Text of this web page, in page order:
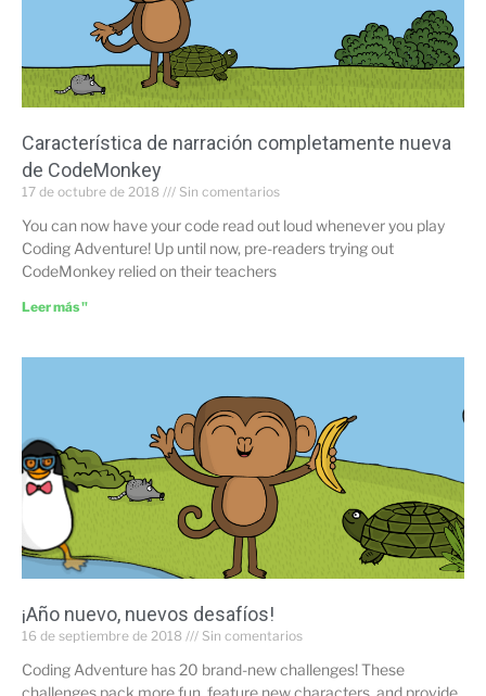
Característica de narración completamente nueva
de CodeMonkey
17 de octubre de 2018 Sin comentarios
You can now have your code read out loud whenever you play
Coding Adventure! Up until now, pre-readers trying out
CodeMonkey relied on their teachers
Leer más "
¡Año nuevo, nuevos desafíos!
16 de septiembre de 2018 Sin comentarios
Coding Adventure has 20 brand-new challenges! These
challenges pack more fun, feature new characters, and provide